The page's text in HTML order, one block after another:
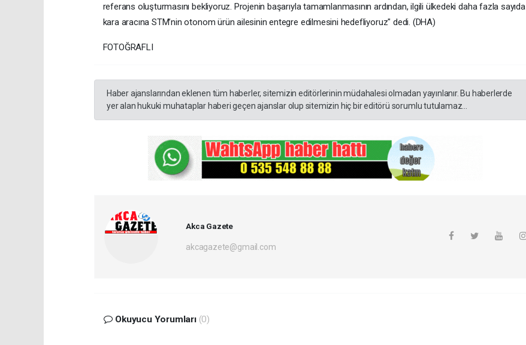
referans oluşturmasını bekliyoruz. Projenin başarıyla tamamlanmasının ardından, ilgili ülkedeki daha fazla sayıda
kara aracına STM’nin otonom ürün ailesinin entegre edilmesini hedefliyoruz" dedi. (DHA)
FOTOĞRAFLI
Haber ajanslarından eklenen tüm haberler, sitemizin editörlerinin müdahalesi olmadan yayınlanır. Bu haberlerde
yer alan hukuki muhataplar haberi geçen ajanslar olup sitemizin hiç bir editörü sorumlu tutulamaz...
Akca Gazete
akcagazete@gmail.com
Okuyucu Yorumları (0)